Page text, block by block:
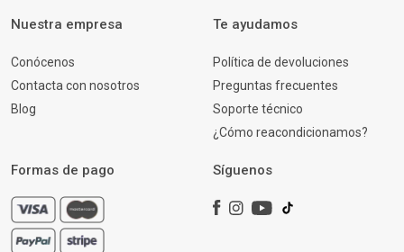
Nuestra empresa
Conócenos
Contacta con nosotros
Blog
Te ayudamos
Política de devoluciones
Preguntas frecuentes
Soporte técnico
¿Cómo reacondicionamos?
Formas de pago Síguenos